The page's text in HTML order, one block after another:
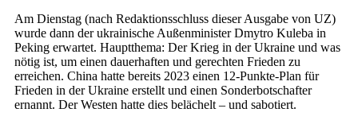
Am Dienstag (nach Redaktionsschluss dieser Ausgabe von UZ)
wurde dann der ukrainische Außenminister Dmytro Kuleba in
Peking erwartet. Hauptthema: Der Krieg in der Ukraine und was
nötig ist, um einen dauerhaften und gerechten Frieden zu
erreichen. China hatte bereits 2023 einen 12-Punkte-Plan für
Frieden in der Ukraine erstellt und einen Sonderbotschafter
ernannt. Der Westen hatte dies belächelt – und sabotiert.